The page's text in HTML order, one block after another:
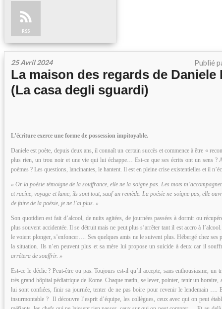
RSS
25 Avril 2024 Publié
La maison des regards de Daniele
(La casa degli sguardi)
L’écriture exerce une forme de possession impitoyable.
Daniele est poète, depuis deux ans, il connaît un certain succès et commence à être «
plus rien, un trou noir et une vie qui lui échappe… Est-ce que ses écrits ont un sens ?
poèmes ? Les questions, lancinantes, le hantent. Il est en pleine crise existentielles et il
« Or la poésie témoigne de la souffrance, elle ne la soigne pas. Les mots
et racine, voyage et lame, ils sont tout, sauf un remède. La poésie ne soigne pas, elle
de faire de la poésie, je ne l’ai plus. »
Son quotidien est fait d’alcool, de nuits agitées, de journées passées à dormir ou
plus souvent accidentée. Il se détruit mais ne peut plus s’arrêter tant il est accro à
le voient plonger, s’enfoncer…. Ses quelques amis ne le suivent plus. Hébergé chez ses
la situation. Ils n’en peuvent plus et sa mère lui propose un suicide à deux car il
arrêtera de souffrir. »
Est-ce le déclic ? Peut-être ou pas. Toujours est-il qu’il accepte, sans enthousiasme, un
très grand hôpital pédiatrique de Rome. Chaque matin, se lever, pointer, tenir un horaire,
lui sont confiées, finir sa journée, tenter de ne pas boire pour revenir le lendemain ….
insurmontable ? Il découvre l’esprit d’équipe, les collègues, ceux avec qui on peut